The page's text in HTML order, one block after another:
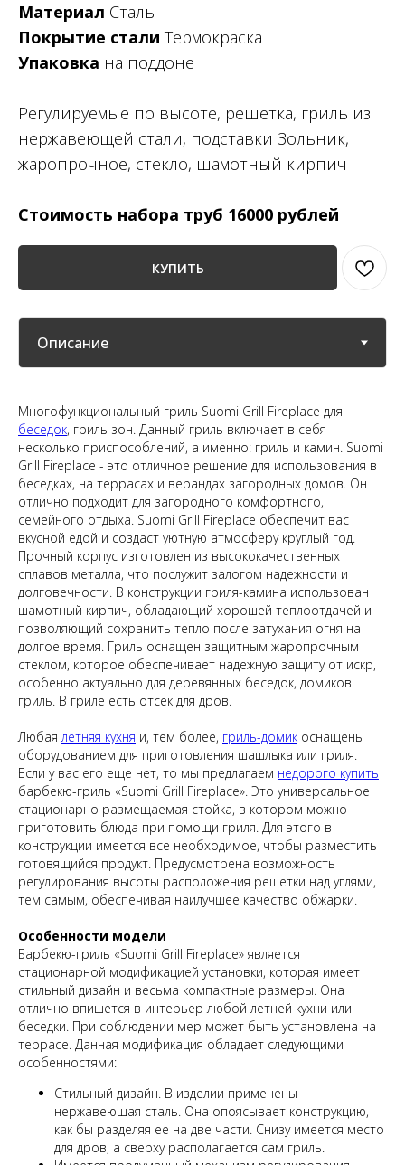
Материал Сталь
Покрытие стали Термокраска
Упаковка на поддоне
Регулируемые по высоте, решетка, гриль из
нержавеющей стали, подставки Зольник,
жаропрочное, стекло, шамотный кирпич
Стоимость набора труб 16000 рублей
КУПИТЬ
Многофункциональный гриль Suomi Grill Fireplace для
беседок, гриль зон. Данный гриль включает в себя
несколько приспособлений, а именно: гриль и камин. Suomi
Grill Fireplace - это отличное решение для использования в
беседках, на террасах и верандах загородных домов. Он
отлично подходит для загородного комфортного,
семейного отдыха. Suomi Grill Fireplace обеспечит вас
вкусной едой и создаст уютную атмосферу круглый год.
Прочный корпус изготовлен из высококачественных
сплавов металла, что послужит залогом надежности и
долговечности. В конструкции гриля-камина использован
шамотный кирпич, обладающий хорошей теплоотдачей и
позволяющий сохранить тепло после затухания огня на
долгое время. Гриль оснащен защитным жаропрочным
стеклом, которое обеспечивает надежную защиту от искр,
особенно актуально для деревянных беседок, домиков
гриль. В гриле есть отсек для дров.
Любаялетняя кухня и, тем более, гриль-домик оснащены
оборудованием для приготовления шашлыка или гриля.
Если у вас его еще нет, то мы предлагаем недорого купить
барбекю-гриль «Suomi Grill Fireplace». Это универсальное
стационарно размещаемая стойка, в котором можно
приготовить блюда при помощи гриля. Для этого в
конструкции имеется все необходимое, чтобы разместить
готовящийся продукт. Предусмотрена возможность
регулирования высоты расположения решетки над углями,
тем самым, обеспечивая наилучшее качество обжарки.
Особенности модели
Барбекю-гриль «Suomi Grill Fireplace» является
стационарной модификацией установки, которая имеет
стильный дизайн и весьма компактные размеры. Она
отлично впишется в интерьер любой летней кухни или
беседки. При соблюдении мер может быть установлена на
террасе. Данная модификация обладает следующими
особенностями:
Стильный дизайн. В изделии применены
нержавеющая сталь. Она опоясывает конструкцию,
как бы разделяя ее на две части. Снизу имеется место
для дров, а сверху располагается сам гриль.